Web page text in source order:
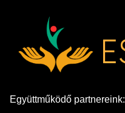
Együttműködő partnereink: